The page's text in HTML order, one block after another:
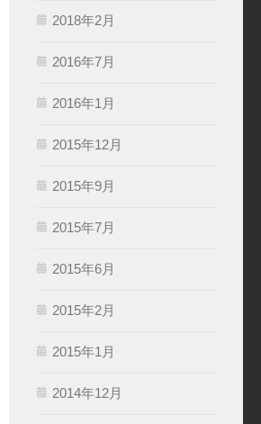
2018年2月
2016年7月
2016年1月
2015年12月
2015年9月
2015年7月
2015年6月
2015年2月
2015年1月
2014年12月